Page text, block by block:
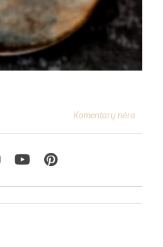
Komentarų nėra